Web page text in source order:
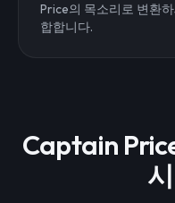
Price의 목소리로 변환
합합니다.
Captain